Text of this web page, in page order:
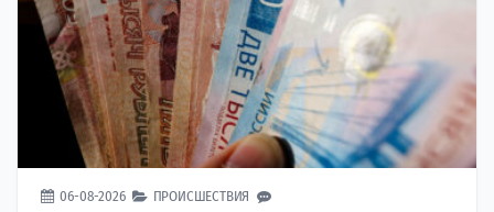
06-08-2026 ПРОИСШЕСТВИЯ